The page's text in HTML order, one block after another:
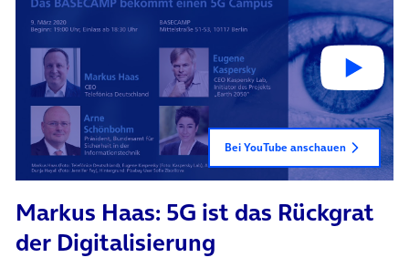
Bei YouTube anschauen
Markus Haas: 5G ist das Rückgrat
der Digitalisierung